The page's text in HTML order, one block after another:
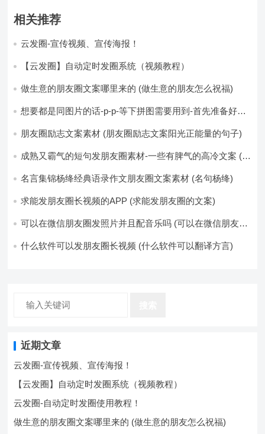
相关推荐
云发圈-宣传视频、宣传海报！
【云发圈】自动定时发圈系统（视频教程）
做生意的朋友圈文案哪里来的 (做生意的朋友怎么祝福)
想要都是同图片的话-p-p-等下拼图需要用到-首先准备好最
片-如果想要图片都不同得话-1-p-可以准备好45张的不同图
朋友圈励志文案素材 (朋友圈励志文案阳光正能量的句子)
成熟又霸气的短句发朋友圈素材-一些有脾气的高冷文案 (成
名言集锦杨绛经典语录作文朋友圈文案素材 (名句杨绛)
求能发朋友圈长视频的APP (求能发朋友圈的文案)
可以在微信朋友圈发照片并且配音乐吗 (可以在微信朋友圈
什么软件可以发朋友圈长视频 (什么软件可以翻译方言)
近期文章
云发圈-宣传视频、宣传海报！
【云发圈】自动定时发圈系统（视频教程）
云发圈-自动定时发圈使用教程！
做生意的朋友圈文案哪里来的 (做生意的朋友怎么祝福)